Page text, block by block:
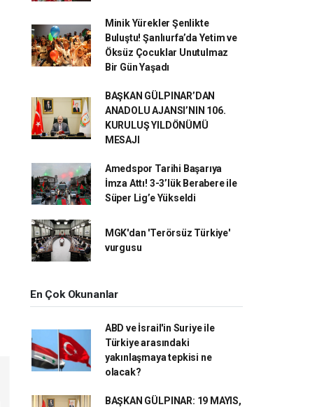
Minik Yürekler Şenlikte
Buluştu! Şanlıurfa’da Yetim ve
Öksüz Çocuklar Unutulmaz
Bir Gün Yaşadı
BAŞKAN GÜLPINAR’DAN
ANADOLU AJANSI’NIN 106.
KURULUŞ YILDÖNÜMÜ
MESAJI
Amedspor Tarihi Başarıya
İmza Attı! 3-3’lük Berabere ile
Süper Lig’e Yükseldi
MGK'dan 'Terörsüz Türkiye'
vurgusu
En Çok Okunanlar
ABD ve İsrail'in Suriye ile
Türkiye arasındaki
yakınlaşmaya tepkisi ne
olacak?
BAŞKAN GÜLPINAR: 19 MAYIS,